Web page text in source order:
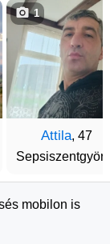
Attila, 47
1
mobilon is